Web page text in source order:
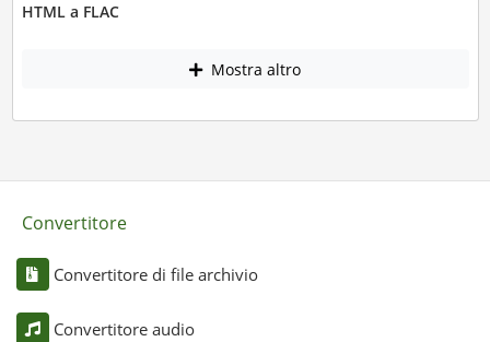
HTML a FLAC
Mostra altro
Convertitore
Convertitore di file archivio
Convertitore audio